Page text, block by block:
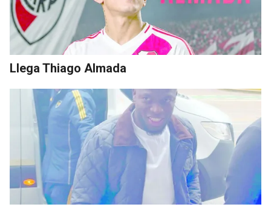
Llega Thiago Almada